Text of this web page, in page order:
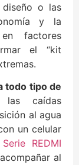
diseño o las
y la
factores
el “kit
todo tipo de
caídas
al agua
un celular
Serie REDMI
al